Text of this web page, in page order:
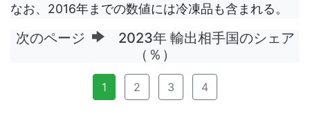
なお、2016年までの数値には冷凍品も含まれる。
次のページ
2023年 輸出相手国のシェア
（％）
1 2 3 4